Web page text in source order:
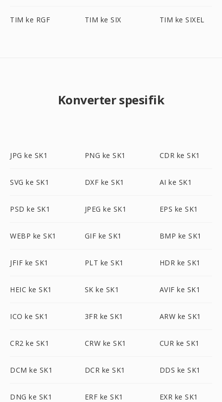
TIM ke RGF TIM ke SIX TIM ke SIXEL
Konverter spesifik
JPG ke SK1 PNG ke SK1 CDR ke SK1
SVG ke SK1 DXF ke SK1 AI ke SK1
PSD ke SK1 JPEG ke SK1 EPS ke SK1
WEBP ke SK1 GIF ke SK1 BMP ke SK1
JFIF ke SK1 PLT ke SK1 HDR ke SK1
HEIC ke SK1 SK ke SK1 AVIF ke SK1
ICO ke SK1 3FR ke SK1 ARW ke SK1
CR2 ke SK1 CRW ke SK1 CUR ke SK1
DCM ke SK1 DCR ke SK1 DDS ke SK1
DNG ke SK1 ERF ke SK1 EXR ke SK1